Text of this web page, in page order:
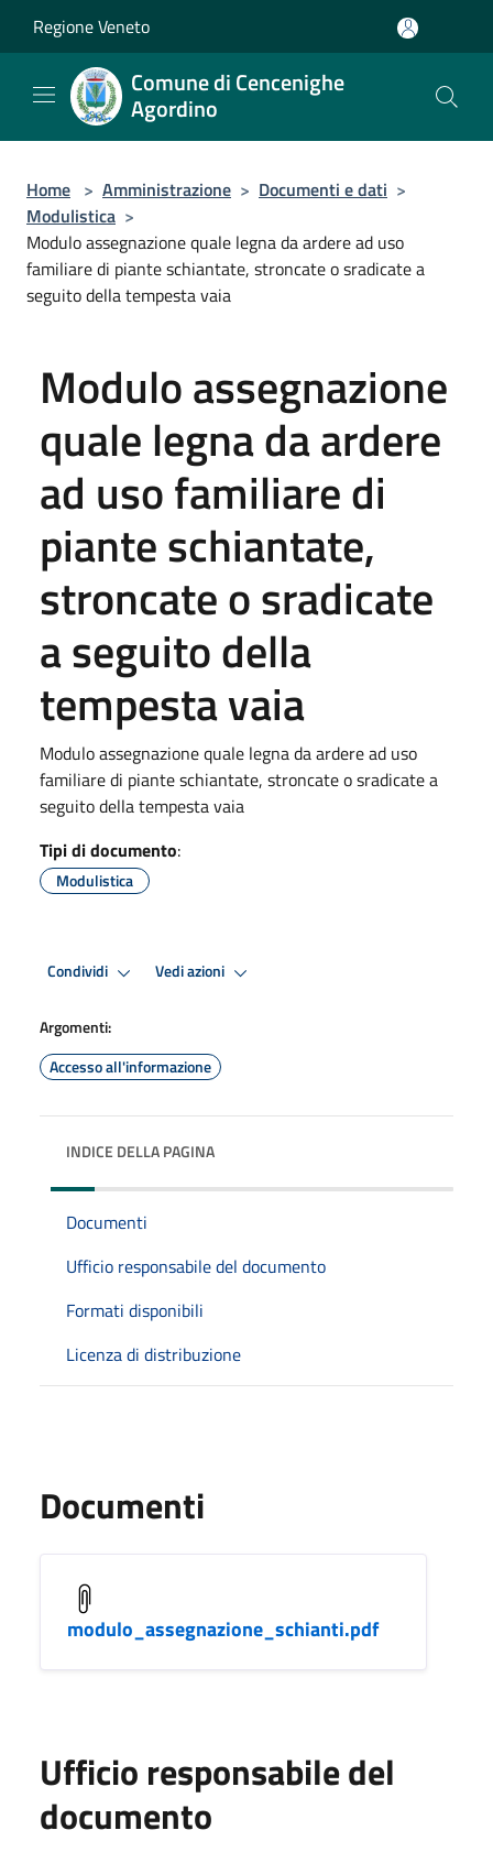
Regione Veneto
Comune di Cencenighe
Agordino
Home > Amministrazione > Documenti e dati >
Modulistica >
Modulo assegnazione quale legna da ardere ad uso
familiare di piante schiantate, stroncate o sradicate a
seguito della tempesta vaia
Modulo assegnazione
quale legna da ardere
ad uso familiare di
piante schiantate,
stroncate o sradicate
a seguito della
tempesta vaia
Modulo assegnazione quale legna da ardere ad uso
familiare di piante schiantate, stroncate o sradicate a
seguito della tempesta vaia
Tipi di documento:
Modulistica
Condividi Vedi azioni
Argomenti:
Accesso all'informazione
INDICE DELLA PAGINA
Documenti
Ufficio responsabile del documento
Formati disponibili
Licenza di distribuzione
Documenti
modulo_assegnazione_schianti.pdf
Ufficio responsabile del
documento